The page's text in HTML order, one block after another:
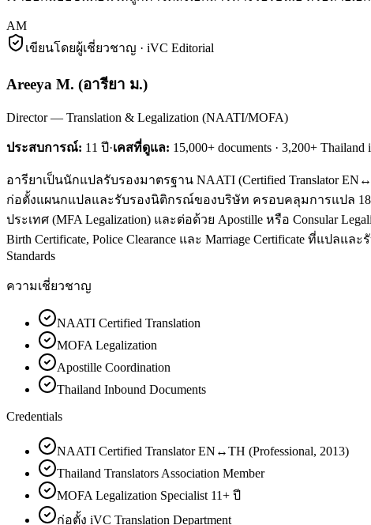
AM
เขียนโดยผู้เชี่ยวชาญ · iVC Editorial
Areeya M. (อารียา ม.)
Director — Translation & Legalization (NAATI/MOFA)
ประสบการณ์: 11 ปี·เคสที่ดูแล: 15,000+ documents · 3,200+ Thailand
อารียาเป็นนักแปลรับรองมาตรฐาน NAATI (Certified Translator
ก่อตั้งแผนกแปลและรับรองนิติกรณ์ของบริษัท ครอบคลุมการแปล
ประเทศ (MFA Legalization) และต่อด้วย Apostille หรือ Consular
Birth Certificate, Police Clearance และ Marriage Certificate ที่แปลแ
Standards
ความเชี่ยวชาญ
NAATI Certified Translation
MOFA Legalization
Apostille Coordination
Thailand Inbound Documents
Credentials
NAATI Certified Translator EN↔TH (Professional, 2013)
Thailand Translators Association Member
MOFA Legalization Specialist 11+ ปี
ก่อตั้ง iVC Translation Department